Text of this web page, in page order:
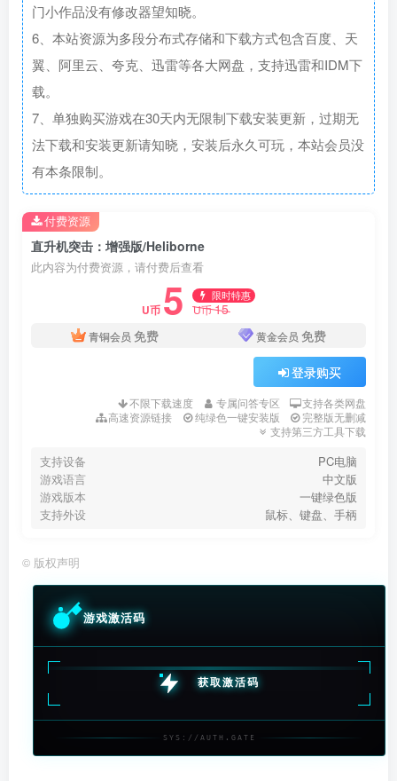
门小作品没有修改器望知晓。
6、本站资源为多段分布式存储和下载方式包含百度、天
翼、阿里云、夸克、迅雷等各大网盘，支持迅雷和IDM下
载。
7、单独购买游戏在30天内无限制下载安装更新，过期无
法下载和安装更新请知晓，安装后永久可玩，本站会员没
有本条限制。
直升机突击：增强版/Heliborne
此内容为付费资源，请付费后查看
U币 5 限时特惠
U币15
青铜会员 免费 黄金会员 免费
登录购买
不限下载速度 专属问答专区
支持各类网盘
高速资源链接
纯绿色一键安装版
完整版无删减
支持第三方工具下载
支持设备
PC电脑
游戏语言
中文版
游戏版本
一键绿色版
支持外设
鼠标、键盘、手柄
付费资源
© 版权声明
游戏激活码
获取激活码
SYS://AUTH.GATE